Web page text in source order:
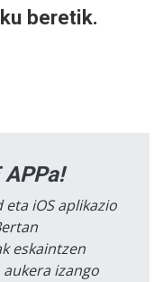
beretik.
APPa!
iOS aplikazio
eskaintzen
izango